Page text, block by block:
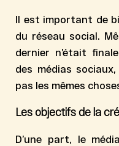
Il est important de
du réseau social.
dernier n’était
des médias
pas les mêmes
Les objectifs de la
D’une part, le m